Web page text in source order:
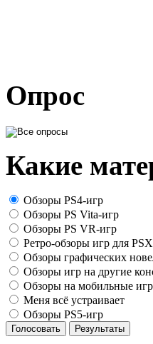
Опрос
Какие
Обзоры PS4-игр
Обзоры PS Vita-игр
Обзоры PS VR-игр
Ретро-обзоры игр для
Обзоры графических
Обзоры игр на другие
Обзоры на мобильные
Меня всё устраивает
Обзоры PS5-игр
Голосовать Результаты